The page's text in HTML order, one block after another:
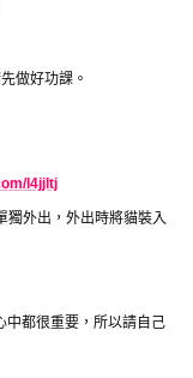
做好功課。
l4jjltj
獨外出，外出時將貓裝入
中都很重要，所以請自己